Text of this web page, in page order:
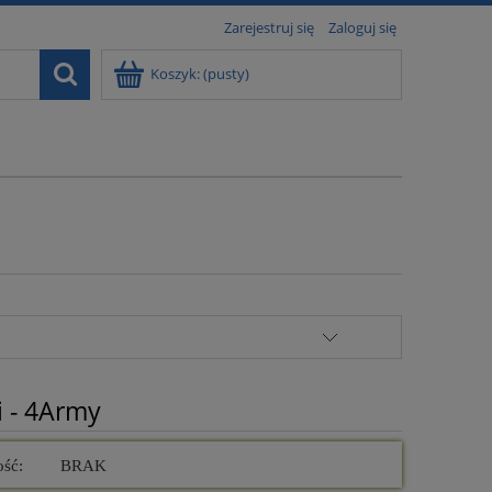
Zarejestruj się Zaloguj się
Koszyk:(pusty)
- 4Army
BRAK